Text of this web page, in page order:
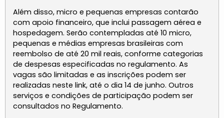
Além disso, micro e pequenas empresas contarão
com apoio financeiro, que inclui passagem aérea e
hospedagem. Serão contempladas até 10 micro,
pequenas e médias empresas brasileiras com
reembolso de até 20 mil reais, conforme categorias
de despesas especificadas no regulamento. As
vagas são limitadas e as inscrições podem ser
realizadas neste link, até o dia 14 de junho. Outros
serviços e condições de participação podem ser
consultados no Regulamento.